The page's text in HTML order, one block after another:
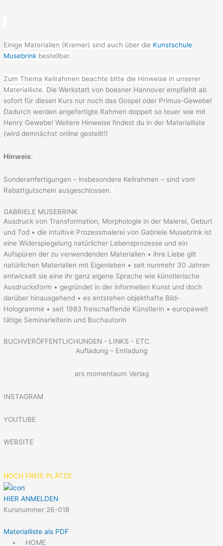
Einige Materialien (Kremer) sind auch über die Kunstschule
Musebrink bestellbar.
Zum Thema Keilrahmen beachte bitte die Hinweise in unserer
Materialliste. Die Werkstatt von boesner Hannover empfiehlt ab
sofort für diesen Kurs nur noch das Gospel oder Primus-Gewebe!
Dadurch werden angefertigte Rahmen doppelt so teuer wie mit
Henry Gewebe! Weitere Hinweise findest du in der Materialliste
(wird demnächst online gestellt!)
Hinweis:
Sonderanfertigungen – insbesondere Keilrahmen – sind vom
Rabattgutschein ausgeschlossen.
GABRIELE MUSEBRINK
Ausdruck von Transformation, Morphologie in der Malerei, Geburt
und Tod • die intuitive Prozessmalerei von Gabriele Musebrink ist
eine Widerspiegelung natürlicher Lebensprozesse und ein
Aufspüren der zu verwendenden Materialien • ihre Liebe gilt
natürlichen Materialien mit Eigenleben • seit nunmehr 30 Jahren
entwickelt sie eine ihr ganz eigene Sprache wie künstlerische
Ausdrucksform • gegründet in der informellen Kunst und doch
darüber hinausgehend • es entstehen objekthafte Bild-
Hologramme • seit 1983 freischaffende Künstlerin • europaweit
tätige Seminarleiterin und Buchautorin
BUCHVERÖFFENTLICHUNGEN - LINKS - ETC.
Aufladung – Entladung
ars momentaum Verlag
INSTAGRAM
YOUTUBE
WEBSITE
NOCH FREIE PLÄTZE
HIER ANMELDEN
Kursnummer 26-018
Materialliste als PDF
HOME